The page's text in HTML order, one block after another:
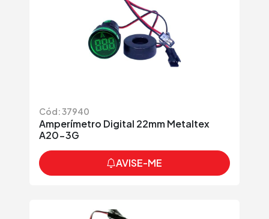
Cód: 37940
Amperímetro Digital 22mm Metaltex
A20-3G
AVISE-ME